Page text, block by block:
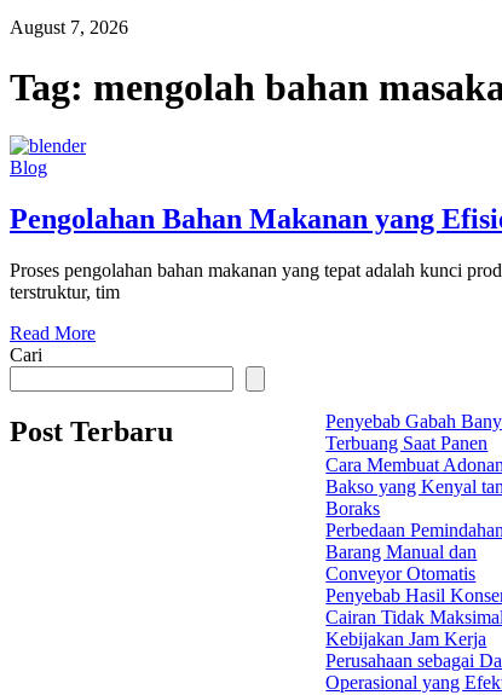
August 7, 2026
Tag: mengolah bahan
Blog
Pengolahan Bahan Makanan yang
Proses pengolahan bahan makanan yang tepat adalah kunci
terstruktur, tim
Read More
Cari
Post Terbaru
Penyebab Gabah
Terbuang Saat Panen
Cara Membuat Adonan
Bakso yang Kenyal
Boraks
Perbedaan Pemindahan
Barang Manual dan
Conveyor Otomatis
Penyebab Hasil
Cairan Tidak Maksimal
Kebijakan Jam Kerja
Perusahaan sebagai
Operasional yang